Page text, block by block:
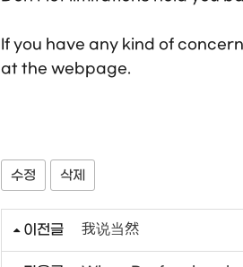
If you have any kind of
at the webpage.
수정 삭제
이전글 我说当然